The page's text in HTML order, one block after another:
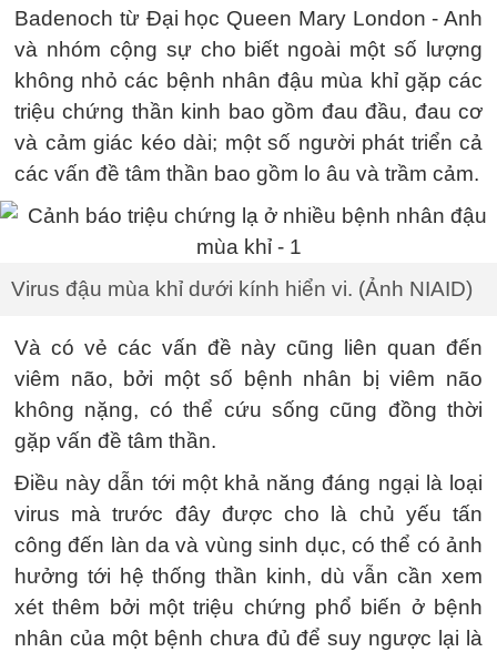
Badenoch từ Đại học Queen Mary London - Anh
và nhóm cộng sự cho biết ngoài một số lượng
không nhỏ các bệnh nhân đậu mùa khỉ gặp các
triệu chứng thần kinh bao gồm đau đầu, đau cơ
và cảm giác kéo dài; một số người phát triển cả
các vấn đề tâm thần bao gồm lo âu và trầm cảm.
Virus đậu mùa khỉ dưới kính hiển vi. (Ảnh NIAID)
Và có vẻ các vấn đề này cũng liên quan đến
viêm não, bởi một số bệnh nhân bị viêm não
không nặng, có thể cứu sống cũng đồng thời
gặp vấn đề tâm thần.
Điều này dẫn tới một khả năng đáng ngại là loại
virus mà trước đây được cho là chủ yếu tấn
công đến làn da và vùng sinh dục, có thể có ảnh
hưởng tới hệ thống thần kinh, dù vẫn cần xem
xét thêm bởi một triệu chứng phổ biến ở bệnh
nhân của một bệnh chưa đủ để suy ngược lại là